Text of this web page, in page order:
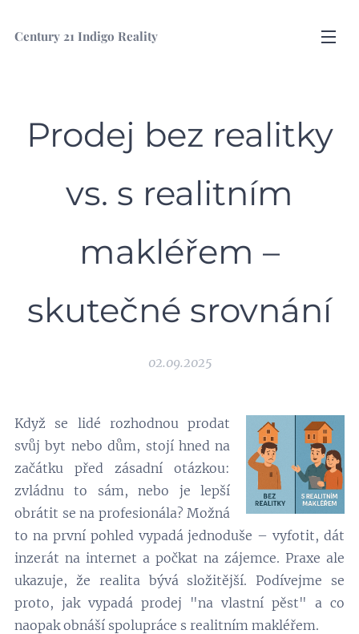
Century 21 Indigo Reality
Prodej bez realitky
vs. s realitním
makléřem –
skutečné srovnání
02.09.2025
Když se lidé rozhodnou prodat
svůj byt nebo dům, stojí hned na
začátku před zásadní otázkou:
zvládnu to sám, nebo je lepší
obrátit se na profesionála? Možná
to na první pohled vypadá jednoduše – vyfotit, dát
inzerát na internet a počkat na zájemce. Praxe ale
ukazuje, že realita bývá složitější. Podívejme se
proto, jak vypadá prodej "na vlastní pěst" a co
naopak obnáší spolupráce s realitním makléřem.